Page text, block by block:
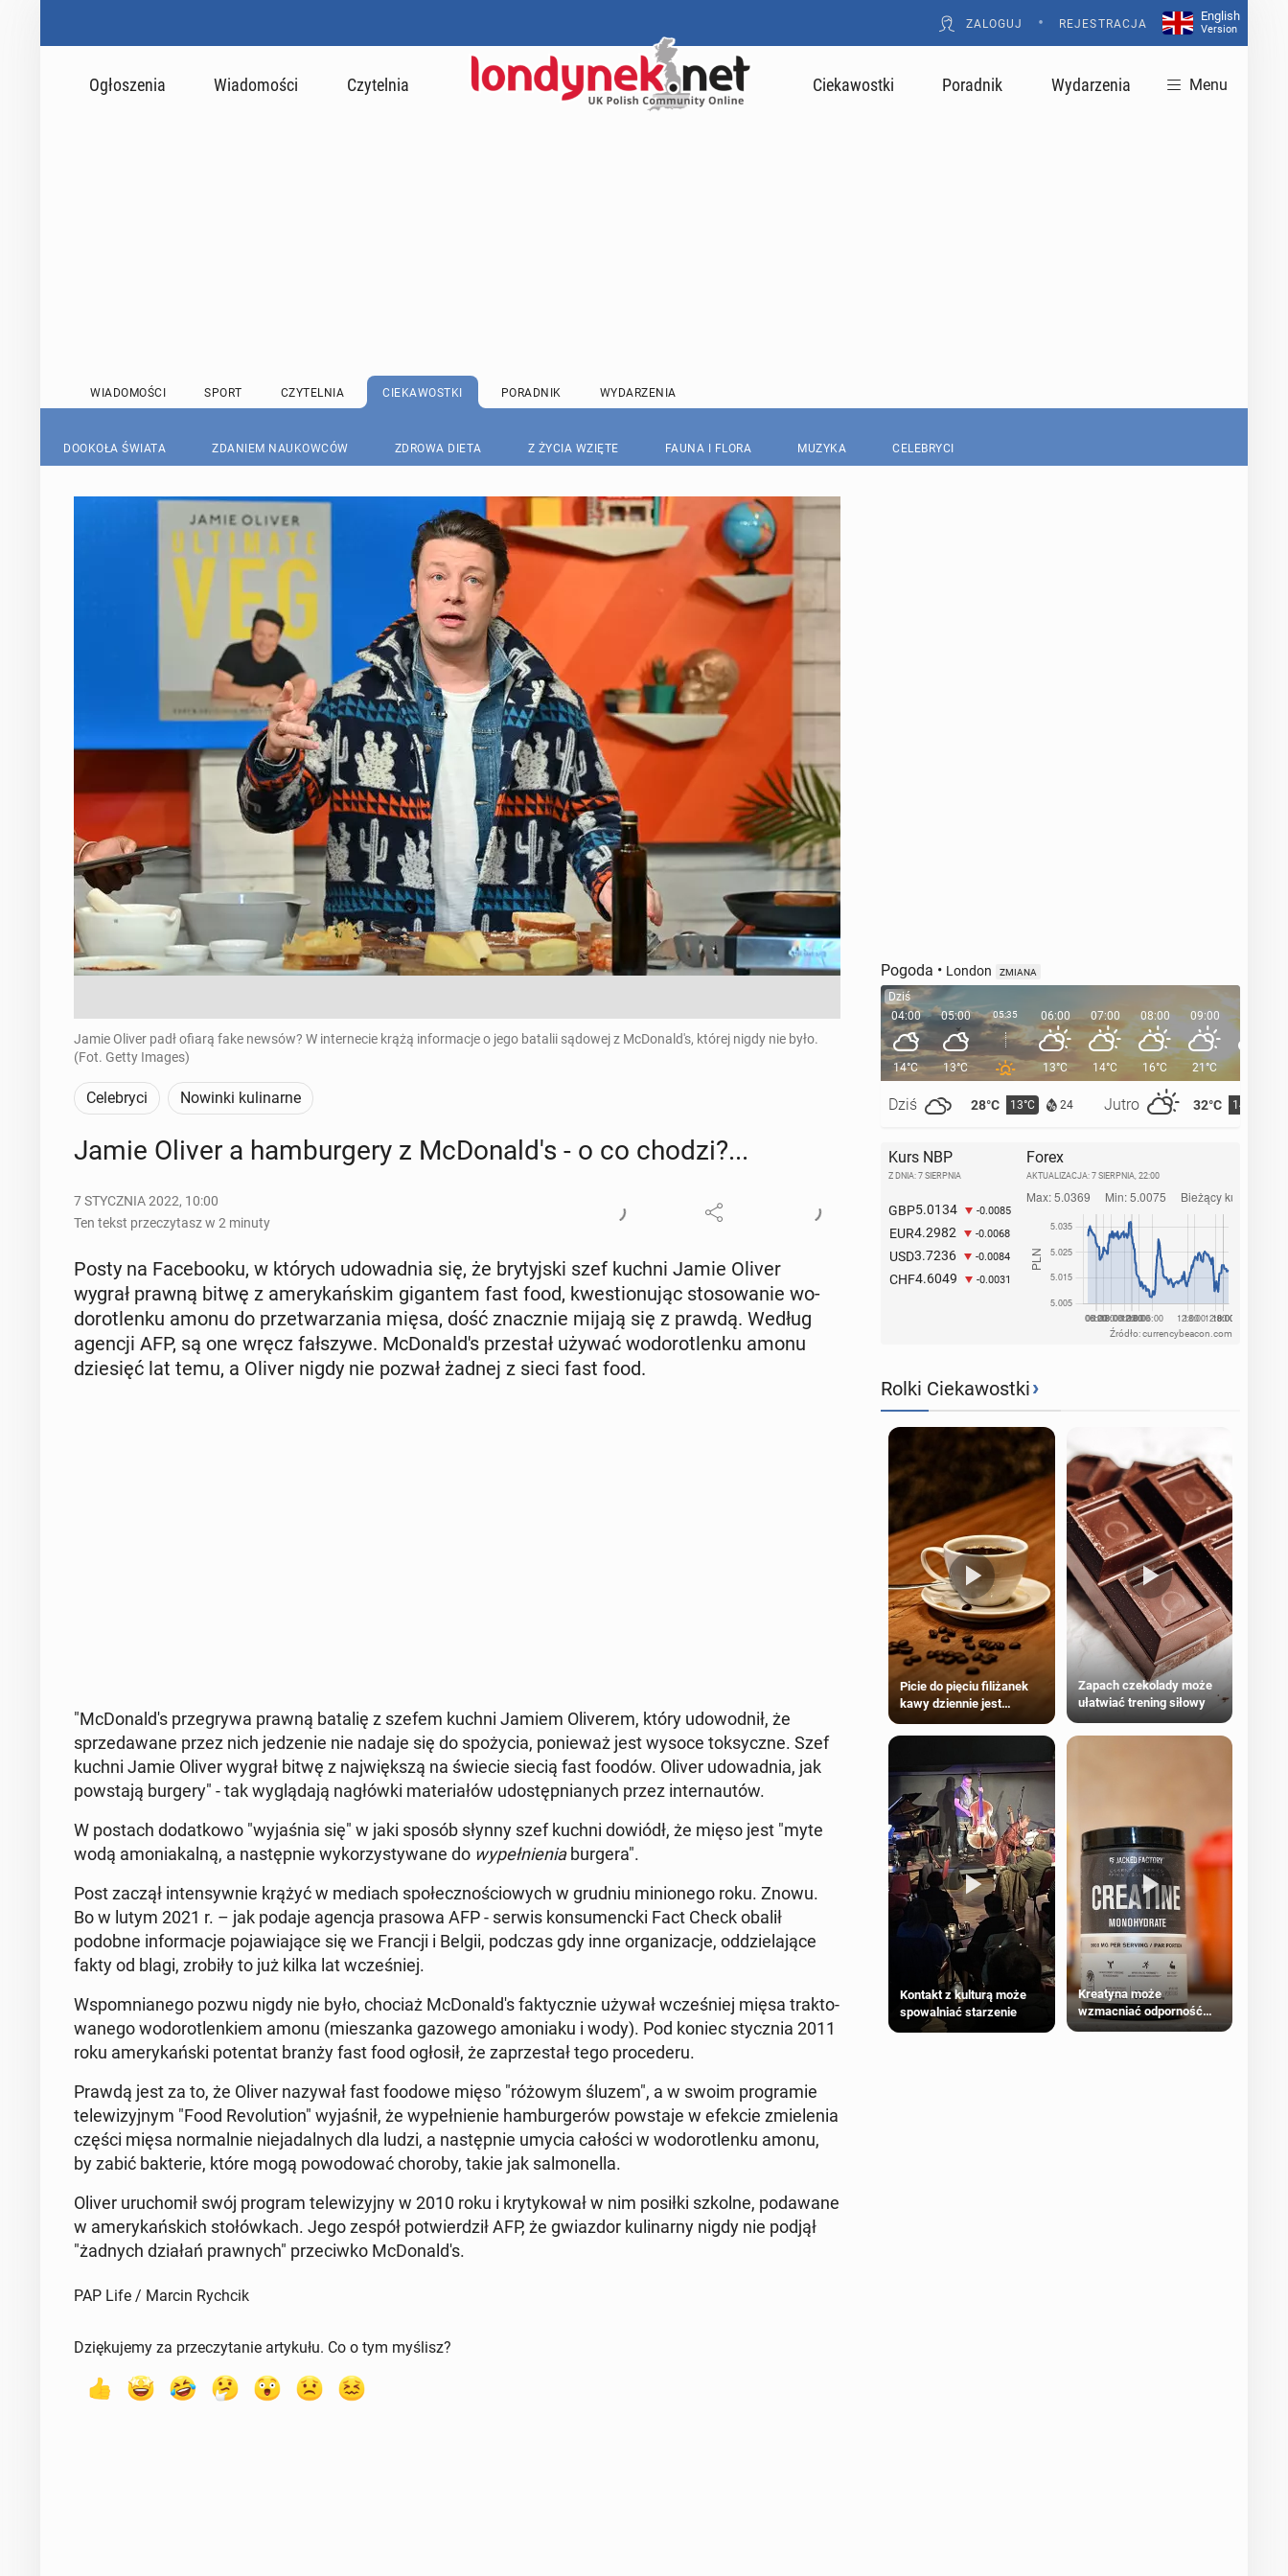
ZALOGUJ • REJESTRACJA
English
Version
Ogłoszenia Wiadomości Czytelnia Ciekawostki Poradnik Wydarzenia Menu
WIADOMOŚCI SPORT CZYTELNIA CIEKAWOSTKI PORADNIK WYDARZENIA
DOOKOŁA ŚWIATA ZDANIEM NAUKOWCÓW ZDROWA DIETA Z ŻYCIA WZIĘTE FAUNA I FLORA MUZYKA CELEBRYCI
Jamie Oliver padł ofiarą fake newsów? W internecie krążą informacje o jego batalii sądowej z McDonald's, której nigdy nie było.
(Fot. Getty Images)
Celebryci Nowinki kulinarne
Jamie Oliver a ham­bur­ge­ry z McDo­nal­d's - o co chodzi?...
7 STYCZNIA 2022, 10:00
Ten tekst przeczytasz w 2 minuty
Posty na Fa­ce­bo­oku, w których udo­wad­nia się, że bry­tyj­ski szef kuchni Jamie Oliver
wygrał prawną bitwę z ame­ry­kań­skim gi­gan­tem fast food, kwe­stio­nu­jąc sto­so­wa­nie wo­
do­ro­tlen­ku amonu do prze­twa­rza­nia mięsa, dość znacz­nie mijają się z prawdą. Według
agencji AFP, są one wręcz fał­szy­we. McDo­nal­d's prze­stał używać wo­do­ro­tlen­ku amonu
dzie­sięć lat temu, a Oliver nigdy nie pozwał żadnej z sieci fast food.
"McDo­nal­d's prze­gry­wa prawną batalię z szefem kuchni Jamiem Oli­ve­rem, który udo­wod­nił, że
sprze­da­wa­ne przez nich je­dze­nie nie nadaje się do spo­ży­cia, po­nie­waż jest wysoce tok­sycz­ne. Szef
kuchni Jamie Oliver wygrał bitwę z naj­więk­szą na świecie siecią fast foodów. Oliver udo­wad­nia, jak
po­wsta­ją burgery" - tak wy­glą­da­ją na­głów­ki ma­te­ria­łów udo­stęp­nia­nych przez in­ter­nau­tów.
W postach do­dat­ko­wo "wy­ja­śnia się" w jaki sposób słynny szef kuchni dowiódł, że mięso jest "myte
wodą amo­nia­kal­ną, a na­stęp­nie wy­ko­rzy­sty­wa­ne do wy­peł­nie­nia burgera".
Post zaczął in­ten­syw­nie krążyć w mediach spo­łecz­no­ścio­wych w grudniu mi­nio­ne­go roku. Znowu.
Bo w lutym 2021 r. – jak podaje agencja prasowa AFP - serwis kon­su­menc­ki Fact Check obalił
podobne in­for­ma­cje po­ja­wia­ją­ce się we Francji i Belgii, podczas gdy inne or­ga­ni­za­cje, od­dzie­la­ją­ce
fakty od blagi, zrobiły to już kilka lat wcze­śniej.
Wspo­mnia­ne­go pozwu nigdy nie było, chociaż McDo­nal­d's fak­tycz­nie używał wcze­śniej mięsa trak­to­
wa­ne­go wo­do­ro­tlen­kiem amonu (mie­szan­ka ga­zo­we­go amo­nia­ku i wody). Pod koniec stycz­nia 2011
roku ame­ry­kań­ski po­ten­tat branży fast food ogłosił, że za­prze­stał tego pro­ce­de­ru.
Prawdą jest za to, że Oliver nazywał fast foodowe mięso "różowym śluzem", a w swoim pro­gra­mie
te­le­wi­zyj­nym "Food Re­vo­lu­tion" wy­ja­śnił, że wy­peł­nie­nie ham­bur­ge­rów po­wsta­je w efekcie zmie­le­nia
części mięsa nor­mal­nie nie­ja­dal­nych dla ludzi, a na­stęp­nie umycia całości w wo­do­ro­tlen­ku amonu,
by zabić bak­te­rie, które mogą po­wo­do­wać choroby, takie jak sal­mo­nel­la.
Oliver uru­cho­mił swój program te­le­wi­zyj­ny w 2010 roku i kry­ty­ko­wał w nim posiłki szkolne, po­da­wa­ne
w ame­ry­kań­skich sto­łów­kach. Jego zespół po­twier­dził AFP, że gwiaz­dor ku­li­nar­ny nigdy nie podjął
"żadnych działań praw­nych" prze­ciw­ko McDo­nal­d's.
PAP Life / Marcin Rychcik
Dziękujemy za przeczytanie artykułu. Co o tym myślisz?
Pogoda • London ZMIANA
Dziś
04:00
14°C
Dziś 28°C 13°C 24 Jutro 32°C 14°C
05:00
13°C
05:35 06:00
13°C
07:00
14°C
08:00
16°C
09:00
21°C
10:00
Kurs NBP
Z DNIA: 7 SIERPNIA
GBP5.0134 -0.0085
EUR4.2982 -0.0068
USD3.7236 -0.0084
CHF4.6049 -0.0031
Forex
AKTUALIZACJA: 7 SIERPNIA, 22:00
Źródło: currencybeacon.com
Rolki Ciekawostki›
Picie do pięciu filiżanek
kawy dziennie jest
większości dorosłych
Zapach czekolady może
ułatwiać trening siłowy
Kontakt z kulturą może
spowalniać starzenie
Kreatyna może
wzmacniać odporność
przeciw nowotworom